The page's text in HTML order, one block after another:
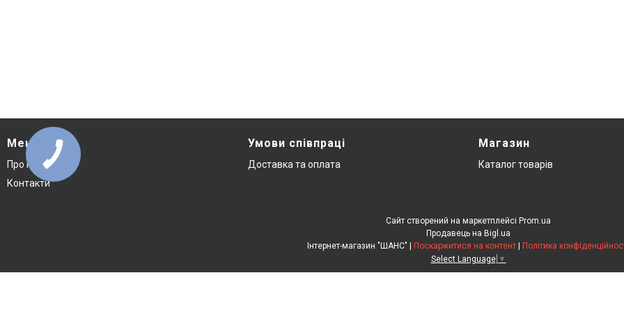
Меню
Про нас
Контакти
Умови співпраці
Доставка та оплата
Магазин
Каталог товарів
Сайт створений на маркетплейсі Prom.ua
Продавець на Bigl.ua
Поскаржитися на контент
Політика
Select Language ▼